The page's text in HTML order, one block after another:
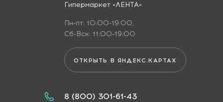
Гипермаркет «ЛЕНТА»
Пн-пт: 10:00-19:00,
Сб-Вск: 11:00-19:00
ОТКРЫТЬ В ЯНДЕКС.КАРТАХ
8 (800) 301-61-43